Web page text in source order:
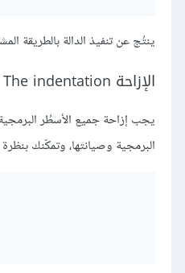
ينتُج عن تنفيذ الدالة بالطريقة
الإزاحة The indentation
يجب إزاحة جميع الأسطُر
البرمجية وصيانتها، وتمكّنك